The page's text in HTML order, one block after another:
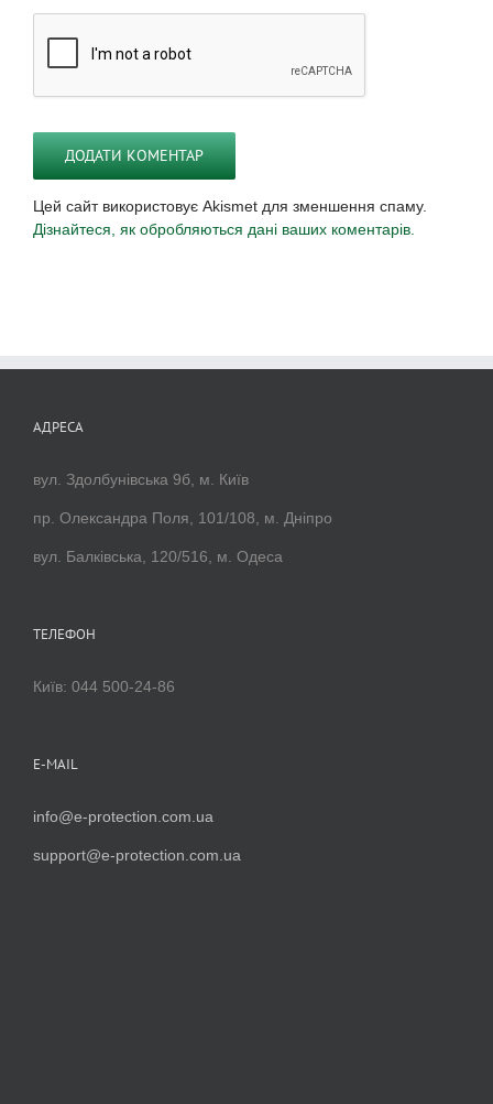
Цей сайт використовує Akismet для зменшення спаму.
Дізнайтеся, як обробляються дані ваших коментарів.
АДРЕСА
вул. Здолбунівська 9б, м. Київ
пр. Олександра Поля, 101/108, м. Дніпро
вул. Балківська, 120/516, м. Одеса
ТЕЛЕФОН
Київ: 044 500-24-86
E-MAIL
info@e-protection.com.ua
support@e-protection.com.ua